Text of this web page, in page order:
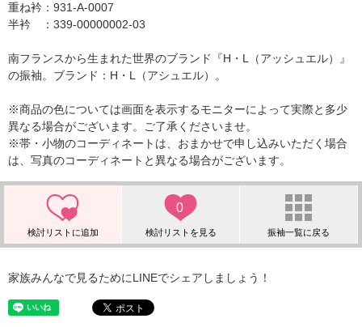
重ね衿：931-A-0007
半衿 ：339-00000002-03
南フランスから生まれた世界のブランド『H・L（アッシュエル）』
の振袖。ブランド：H・L（アシュエル）。
※商品の色については画面を表示するモニターによって実際と多少
異なる場合がございます。ご了承くださいませ。
※帯・小物のコーディネートは、おまかせで申し込みいただく場合
は、写真のコーディネートと異なる場合がございます。
0
家族みんなで見るためにLINEでシェアしましょう！